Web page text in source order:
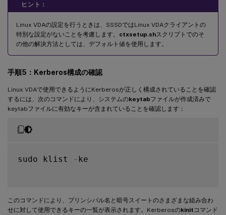
ヒント：
Linux VDAの設定を行うときは、SSSDではLinux VDAクライアントの
特別な設定がないことを考慮します。 ctxsetup.shスクリプトでのそ
の他の解決方法としては、デフォルト値を使用します。
手順5：Kerberos構成の確認
Linux VDAで使用できるようにKerberosが正しく構成されていることを確認
するには、次のコマンドにより、システムのkeytabファイルが作成済みで
keytabファイルに有効なキーが含まれていることを確認します：
sudo klist - ke
このコマンドにより、プリンシパル名と暗号スイートのさまざまな組み合わ
せに対して使用できるキーの一覧が表示されます。Kerberosのkinit コマンド